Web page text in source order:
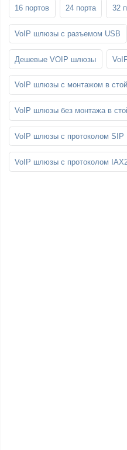
16 портов 24 порта 32
VoIP шлюзы с разъемом USB
Дешевые VOIP шлюзы
VoIP шлюзы с монтажом в
VoIP шлюзы без монтажа в
VoIP шлюзы с протоколом SIP
VoIP шлюзы с протоколом